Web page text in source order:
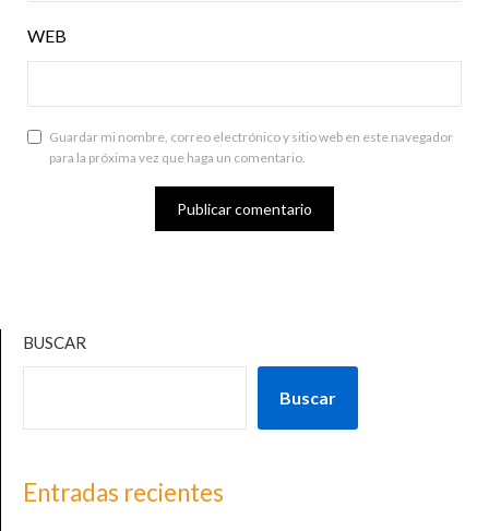
WEB
Guardar mi nombre, correo electrónico y sitio web en este navegador
para la próxima vez que haga un comentario.
BUSCAR
Buscar
Entradas recientes